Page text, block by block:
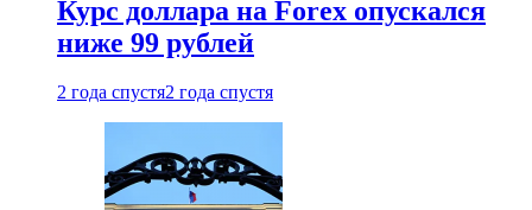
Курс доллара на Forex опускался
ниже 99 рублей
2 года спустя2 года спустя